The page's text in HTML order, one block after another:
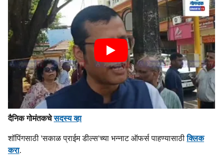
दैनिक गोमंतकचेसदस्य व्हा
शॉपिंगसाठी 'सकाळ प्राईम डील्स'च्या भन्नाट ऑफर्स पाहण्यासाठीक्लिक
करा.